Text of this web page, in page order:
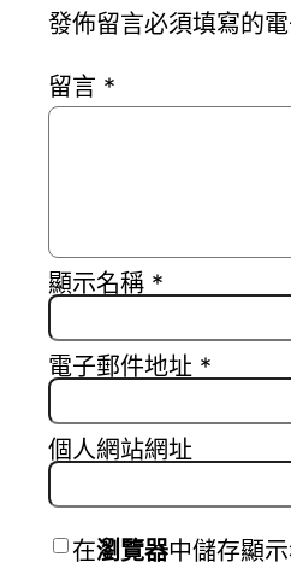
發佈留言必須填寫的
留言 *
顯示名稱 *
電子郵件地址 *
個人網站網址
在瀏覽器中儲存顯